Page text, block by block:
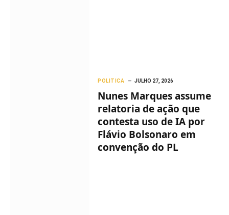
POLITICA JULHO 27, 2026
Nunes Marques assume
relatoria de ação que
contesta uso de IA por
Flávio Bolsonaro em
convenção do PL